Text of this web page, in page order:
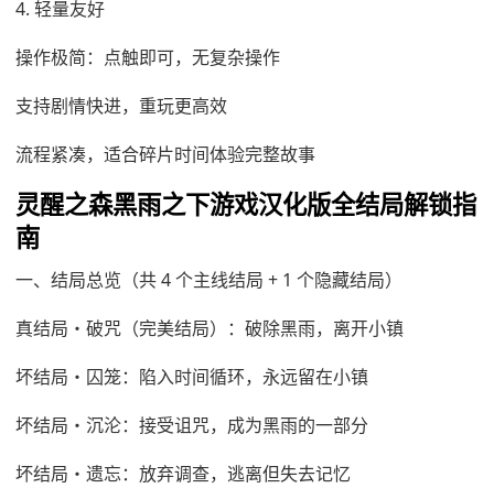
4. 轻量友好
操作极简：点触即可，无复杂操作
支持剧情快进，重玩更高效
流程紧凑，适合碎片时间体验完整故事
灵醒之森黑雨之下游戏汉化版全结局解锁指
南
一、结局总览（共 4 个主线结局 + 1 个隐藏结局）
真结局・破咒（完美结局）：破除黑雨，离开小镇
坏结局・囚笼：陷入时间循环，永远留在小镇
坏结局・沉沦：接受诅咒，成为黑雨的一部分
坏结局・遗忘：放弃调查，逃离但失去记忆